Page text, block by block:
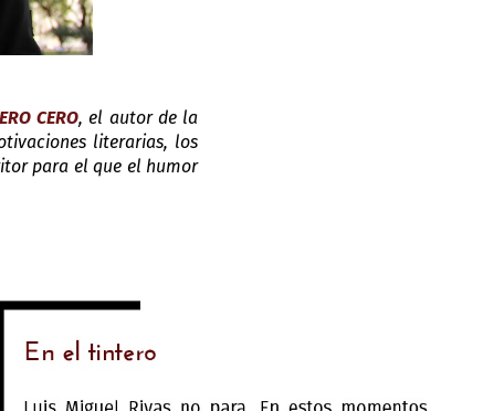
CERO, el autor de la
literarias, los
para el que el humor